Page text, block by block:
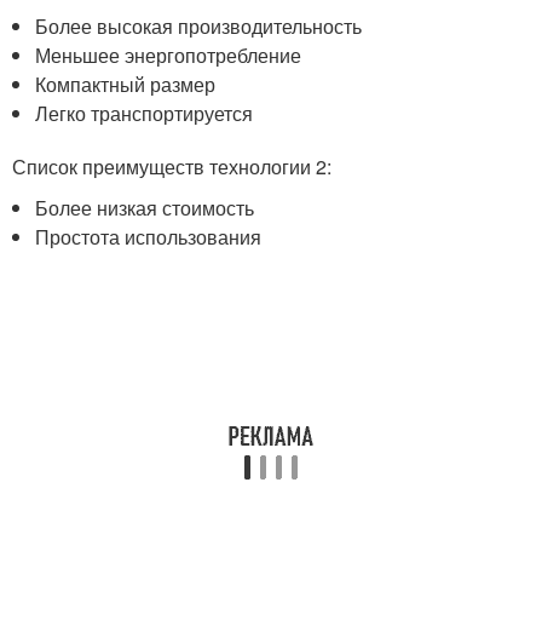
Более высокая производительность
Меньшее энергопотребление
Компактный размер
Легко транспортируется
Список преимуществ технологии 2:
Более низкая стоимость
Простота использования